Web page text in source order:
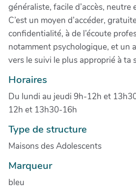
généraliste, facile d’accès,
C’est un moyen d’accéder,
confidentialité, à de l’écoute
notamment psychologique, et un
vers le suivi le plus approprié à ta
Horaires
Du lundi au jeudi 9h-12h et
12h et 13h30-16h
Type de structure
Maisons des Adolescents
Marqueur
bleu